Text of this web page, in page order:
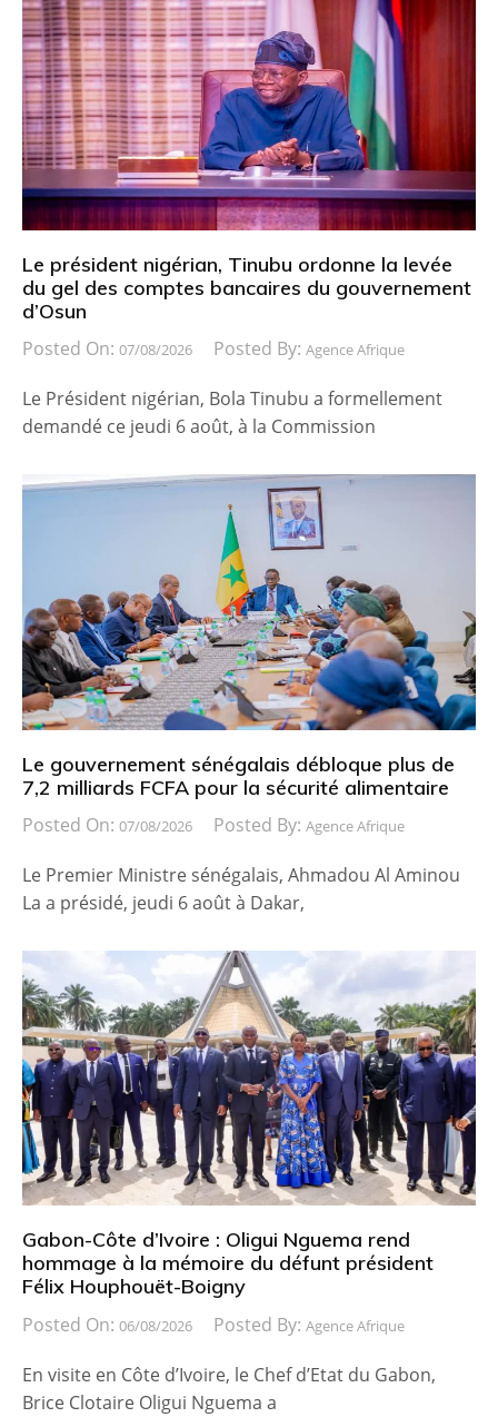
Le président nigérian, Tinubu ordonne la levée
du gel des comptes bancaires du gouvernement
d’Osun
Posted On: 07/08/2026 Posted By: Agence Afrique
Le Président nigérian, Bola Tinubu a formellement
demandé ce jeudi 6 août, à la Commission
Le gouvernement sénégalais débloque plus de
7,2 milliards FCFA pour la sécurité alimentaire
Posted On: 07/08/2026 Posted By: Agence Afrique
Le Premier Ministre sénégalais, Ahmadou Al Aminou
La a présidé, jeudi 6 août à Dakar,
Gabon-Côte d’Ivoire : Oligui Nguema rend
hommage à la mémoire du défunt président
Félix Houphouët-Boigny
Posted On: 06/08/2026 Posted By: Agence Afrique
En visite en Côte d’Ivoire, le Chef d’Etat du Gabon,
Brice Clotaire Oligui Nguema a